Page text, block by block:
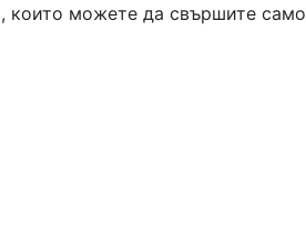
които можете да свършите само